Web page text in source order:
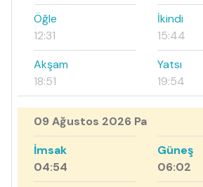
Öğle
12:31
İkindi
15:44
Akşam
18:51
Yatsı
19:54
09 Ağustos 2026 Pa
İmsak
04:54
Güneş
06:02